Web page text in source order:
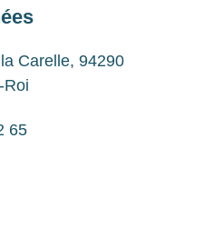
Carelle, 94290
Roi
65